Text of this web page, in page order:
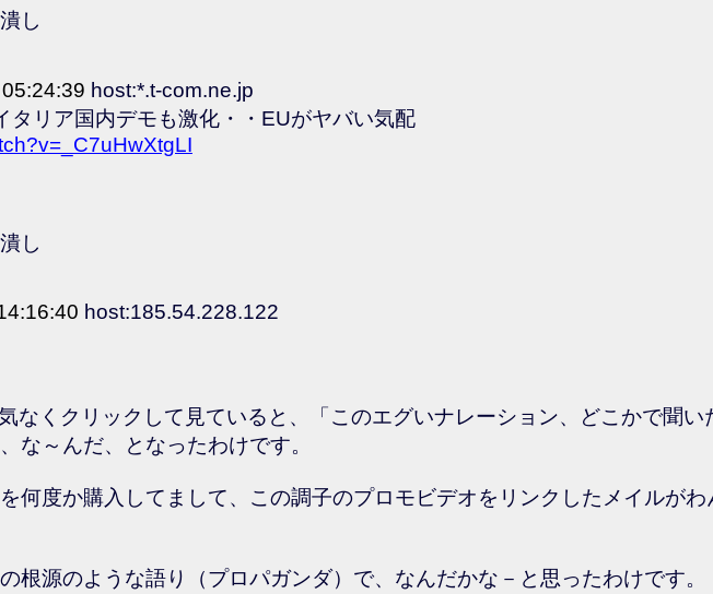
し
host:*.t-com.ne.jp
タリア国内デモも激化・・EUがヤバい気配
し
host:185.54.228.122
なくクリックして見ていると、「このエグいナレーション、どこかで聞
な～んだ、となったわけです。
何度か購入してまして、この調子のプロモビデオをリンクしたメイルが
根源のような語り（プロパガンダ）で、なんだかな－と思ったわけです。